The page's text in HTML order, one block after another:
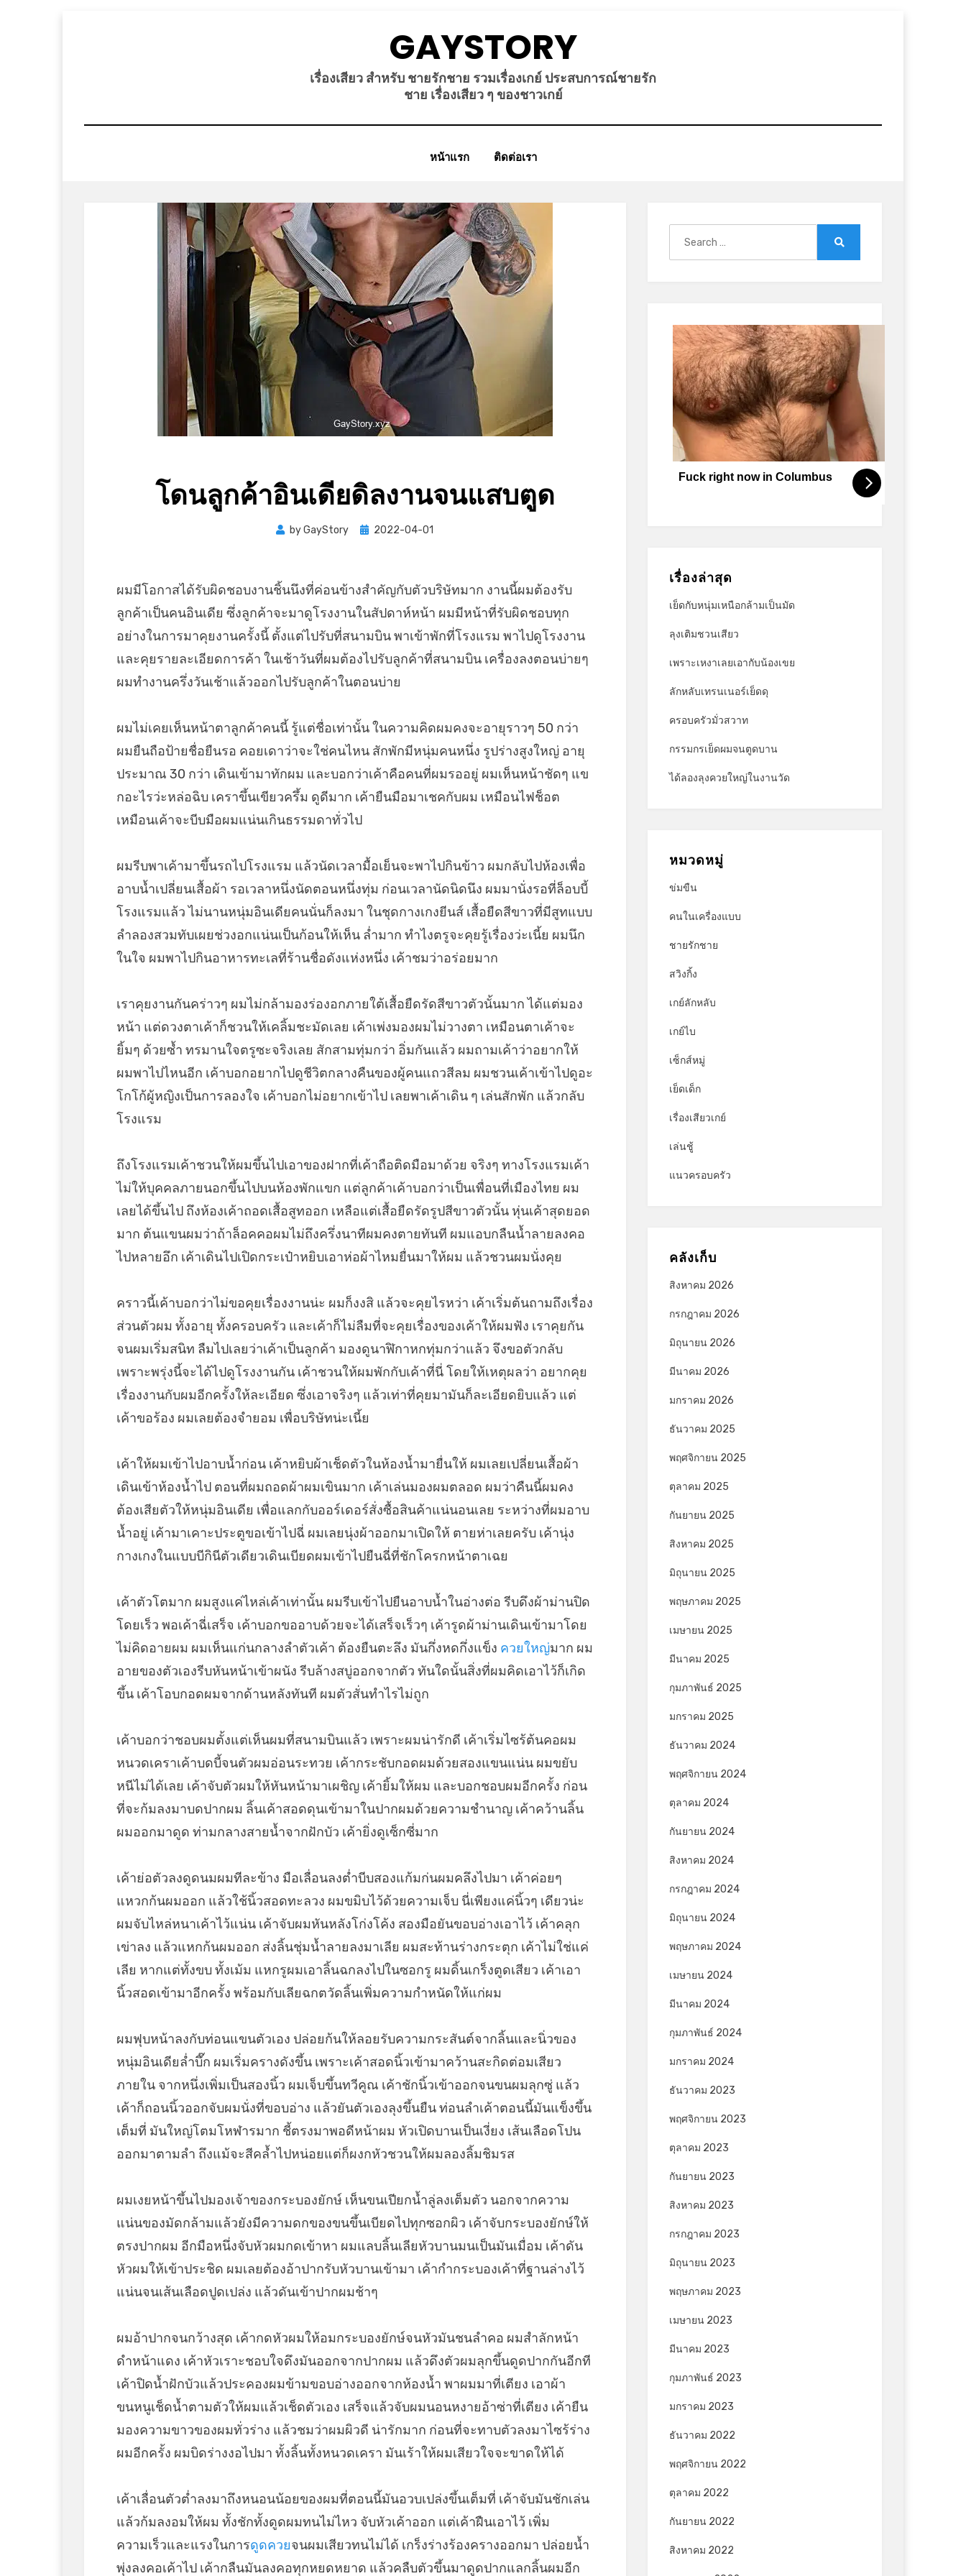
GAYSTORY
เรื่องเสียว สำหรับ ชายรักชาย รวมเรื่องเกย์ ประสบการณ์ชายรัก
ชาย เรื่องเสียว ๆ ของชาวเกย์
หน้าแรก ติดต่อเรา
โดนลูกค้าอินเดียดิลงานจนแสบตูด
byGayStory
Posted
2022-04-01
ผมมีโอกาสได้รับผิดชอบงานชิ้นนึงที่ค่อนข้างสำคัญกับตัวบริษัทมาก งานนี้ผมต้องรับ
ลูกค้าเป็นคนอินเดีย ซึ่งลูกค้าจะมาดูโรงงานในสัปดาห์หน้า ผมมีหน้าที่รับผิดชอบทุก
อย่างในการมาคุยงานครั้งนี้ ตั้งแต่ไปรับที่สนามบิน พาเข้าพักที่โรงแรม พาไปดูโรงงาน
และคุยรายละเอียดการค้า ในเช้าวันที่ผมต้องไปรับลูกค้าที่สนามบิน เครื่องลงตอนบ่ายๆ
ผมทำงานครึ่งวันเช้าแล้วออกไปรับลูกค้าในตอนบ่าย
ผมไม่เคยเห็นหน้าตาลูกค้าคนนี้ รู้แต่ชื่อเท่านั้น ในความคิดผมคงจะอายุราวๆ 50 กว่า
ผมยืนถือป้ายชื่อยืนรอ คอยเดาว่าจะใช่คนไหน สักพักมีหนุ่มคนหนึ่ง รูปร่างสูงใหญ่ อายุ
ประมาณ 30 กว่า เดินเข้ามาทักผม และบอกว่าเค้าคือคนที่ผมรออยู่ ผมเห็นหน้าชัดๆ แข
กอะไรว่ะหล่อฉิบ เคราขึ้นเขียวครึ้ม ดูดีมาก เค้ายืนมือมาเชคกับผม เหมือนไฟช็อต
เหมือนเค้าจะบีบมือผมแน่นเกินธรรมดาทั่วไป
ผมรีบพาเค้ามาขึ้นรถไปโรงแรม แล้วนัดเวลามื้อเย็นจะพาไปกินข้าว ผมกลับไปห้องเพื่อ
อาบน้ำเปลี่ยนเสื้อผ้า รอเวลาหนึ่งนัดตอนหนึ่งทุ่ม ก่อนเวลานัดนิดนึง ผมมานั่งรอที่ล็อบบี้
โรงแรมแล้ว ไม่นานหนุ่มอินเดียคนนั่นก็ลงมา ในชุดกางเกงยีนส์ เสื้อยืดสีขาวที่มีสูทแบบ
ลำลองสวมทับเผยช่วงอกแน่นเป็นก้อนให้เห็น ล่ำมาก ทำไงตรูจะคุยรู้เรื่องว่ะเนี้ย ผมนึก
ในใจ ผมพาไปกินอาหารทะเลที่ร้านชื่อดังแห่งหนึ่ง เค้าชมว่าอร่อยมาก
เราคุยงานกันคร่าวๆ ผมไม่กล้ามองร่องอกภายใต้เสื้อยืดรัดสีขาวตัวนั้นมาก ได้แต่มอง
หน้า แต่ดวงตาเค้าก็ชวนให้เคลิ้มชะมัดเลย เค้าเพ่งมองผมไม่วางตา เหมือนตาเค้าจะ
ยิ้มๆ ด้วยซ้ำ ทรมานใจตรูซะจริงเลย สักสามทุ่มกว่า อิ่มกันแล้ว ผมถามเค้าว่าอยากให้
ผมพาไปไหนอีก เค้าบอกอยากไปดูชีวิตกลางคืนของผู้คนแถวสีลม ผมชวนเค้าเข้าไปดูอะ
โกโก้ผู้หญิงเป็นการลองใจ เค้าบอกไม่อยากเข้าไป เลยพาเค้าเดิน ๆ เล่นสักพัก แล้วกลับ
โรงแรม
ถึงโรงแรมเค้าชวนให้ผมขึ้นไปเอาของฝากที่เค้าถือติดมือมาด้วย จริงๆ ทางโรงแรมเค้า
ไม่ให้บุคคลภายนอกขึ้นไปบนห้องพักแขก แต่ลูกค้าเค้าบอกว่าเป็นเพื่อนที่เมืองไทย ผม
เลยได้ขึ้นไป ถึงห้องเค้าถอดเสื้อสูทออก เหลือแต่เสื้อยืดรัดรูปสีขาวตัวนั้น หุ่นเค้าสุดยอด
มาก ต้นแขนผมว่าถ้าล็อคคอผมไม่ถึงครึ่งนาทีผมคงตายทันที ผมแอบกลืนน้ำลายลงคอ
ไปหลายอึก เค้าเดินไปเปิดกระเป๋าหยิบเอาห่อผ้าไหมยื่นมาให้ผม แล้วชวนผมนั่งคุย
คราวนี้เค้าบอกว่าไม่ขอคุยเรื่องงานน่ะ ผมก็งงสิ แล้วจะคุยไรหว่า เค้าเริ่มต้นถามถึงเรื่อง
ส่วนตัวผม ทั้งอายุ ทั้งครอบครัว และเค้าก็ไม่ลืมที่จะคุยเรื่องของเค้าให้ผมฟัง เราคุยกัน
จนผมเริ่มสนิท ลืมไปเลยว่าเค้าเป็นลูกค้า มองดูนาฬิกาหกทุ่มกว่าแล้ว จึงขอตัวกลับ
เพราะพรุ่งนี้จะได้ไปดูโรงงานกัน เค้าชวนให้ผมพักกับเค้าที่นี่ โดยให้เหตุผลว่า อยากคุย
เรื่องงานกับผมอีกครั้งให้ละเอียด ซึ่งเอาจริงๆ แล้วเท่าที่คุยมามันก็ละเอียดยิบแล้ว แต่
เค้าขอร้อง ผมเลยต้องจำยอม เพื่อบริษัทน่ะเนี้ย
เค้าให้ผมเข้าไปอาบน้ำก่อน เค้าหยิบผ้าเช็ดตัวในห้องน้ำมายื่นให้ ผมเลยเปลี่ยนเสื้อผ้า
เดินเข้าห้องน้ำไป ตอนที่ผมถอดผ้าผมเขินมาก เค้าเล่นมองผมตลอด ผมว่าคืนนี้ผมคง
ต้องเสียตัวให้หนุ่มอินเดีย เพื่อแลกกับออร์เดอร์สั่งซื้อสินค้าแน่นอนเลย ระหว่างที่ผมอาบ
น้ำอยู่ เค้ามาเคาะประตูขอเข้าไปฉี่ ผมเลยนุ่งผ้าออกมาเปิดให้ ตายห่าเลยครับ เค้านุ่ง
กางเกงในแบบบีกินีตัวเดียวเดินเบียดผมเข้าไปยืนฉี่ที่ชักโครกหน้าตาเฉย
เค้าตัวโตมาก ผมสูงแค่ไหล่เค้าเท่านั้น ผมรีบเข้าไปยืนอาบน้ำในอ่างต่อ รีบดึงผ้าม่านปิด
โดยเร็ว พอเค้าฉี่เสร็จ เค้าบอกขออาบด้วยจะได้เสร็จเร็วๆ เค้ารูดผ้าม่านเดินเข้ามาโดย
ไม่คิดอายผม ผมเห็นแก่นกลางลำตัวเค้า ต้องยืนตะลึง มันกึ่งหดกึ่งแข็ง ควยใหญ่มาก ผม
อายของตัวเองรีบหันหน้าเข้าผนัง รีบล้างสบู่ออกจากตัว ทันใดนั้นสิ่งที่ผมคิดเอาไว้ก็เกิด
ขึ้น เค้าโอบกอดผมจากด้านหลังทันที ผมตัวสั่นทำไรไม่ถูก
เค้าบอกว่าชอบผมตั้งแต่เห็นผมที่สนามบินแล้ว เพราะผมน่ารักดี เค้าเริ่มไซร้ต้นคอผม
หนวดเคราเค้าบดบี้จนตัวผมอ่อนระทวย เค้ากระชับกอดผมด้วยสองแขนแน่น ผมขยับ
หนีไม่ได้เลย เค้าจับตัวผมให้หันหน้ามาเผชิญ เค้ายิ้มให้ผม และบอกชอบผมอีกครั้ง ก่อน
ที่จะก้มลงมาบดปากผม ลิ้นเค้าสอดดุนเข้ามาในปากผมด้วยความชำนาญ เค้าคว้านลิ้น
ผมออกมาดูด ท่ามกลางสายน้ำจากฝักบัว เค้ายิ่งดูเซ็กซี่มาก
เค้าย่อตัวลงดูดนมผมทีละข้าง มือเลื่อนลงต่ำบีบสองแก้มก่นผมคลึงไปมา เค้าค่อยๆ
แหวกก้นผมออก แล้วใช้นิ้วสอดทะลวง ผมขมิบไว้ด้วยความเจ็บ นี่เพียงแค่นิ้วๆ เดียวน่ะ
ผมจับไหล่หนาเค้าไว้แน่น เค้าจับผมหันหลังโก่งโค้ง สองมือยันขอบอ่างเอาไว้ เค้าคลุก
เข่าลง แล้วแหกก้นผมออก ส่งลิ้นชุ่มน้ำลายลงมาเลีย ผมสะท้านร่างกระตุก เค้าไม่ใช่แค่
เลีย หากแต่ทั้งขบ ทั้งเม้ม แหกรูผมเอาลิ้นฉกลงไปในซอกรู ผมดิ้นเกร็งตูดเสียว เค้าเอา
นิ้วสอดเข้ามาอีกครั้ง พร้อมกับเลียฉกตวัดลิ้นเพิ่มความกำหนัดให้แก่ผม
ผมฟุบหน้าลงกับท่อนแขนตัวเอง ปล่อยก้นให้ลอยรับความกระสันต์จากลิ้นและนิ่วของ
หนุ่มอินเดียล่ำบึ๊ก ผมเริ่มครางดังขึ้น เพราะเค้าสอดนิ้วเข้ามาคว้านสะกิดต่อมเสียว
ภายใน จากหนึ่งเพิ่มเป็นสองนิ้ว ผมเจ็บขึ้นทวีคูณ เค้าชักนิ้วเข้าออกจนขนผมลุกซู่ แล้ว
เค้าก็ถอนนิ้วออกจับผมนั่งที่ขอบอ่าง แล้วยันตัวเองลุงขึ้นยืน ท่อนลำเค้าตอนนี้มันแข็งขึ้น
เต็มที่ มันใหญ่โตมโหฬารมาก ชี้ตรงมาพอดีหน้าผม หัวเปิดบานเป็นเงี่ยง เส้นเลือดโปน
ออกมาตามลำ ถึงแม้จะสีคล้ำไปหน่อยแต่ก็ผงกหัวชวนให้ผมลองลิ้มชิมรส
ผมเงยหน้าขึ้นไปมองเจ้าของกระบองยักษ์ เห็นขนเปียกน้ำลู่ลงเต็มตัว นอกจากความ
แน่นของมัดกล้ามแล้วยังมีความดกของขนขึ้นเบียดไปทุกซอกผิว เค้าจับกระบองยักษ์ให้
ตรงปากผม อีกมือหนึ่งจับหัวผมกดเข้าหา ผมแลบลิ้นเลียหัวบานมนเป็นมันเมื่อม เค้าดัน
หัวผมให้เข้าประชิด ผมเลยต้องอ้าปากรับหัวบานเข้ามา เค้ากำกระบองเค้าที่ฐานล่างไว้
แน่นจนเส้นเลือดปูดเปล่ง แล้วดันเข้าปากผมช้าๆ
ผมอ้าปากจนกว้างสุด เค้ากดหัวผมให้อมกระบองยักษ์จนหัวมันชนลำคอ ผมสำลักหน้า
ดำหน้าแดง เค้าหัวเราะชอบใจดึงมันออกจากปากผม แล้วดึงตัวผมลุกขึ้นดูดปากกันอีกที
เค้าปิดน้ำฝักบัวแล้วประคองผมข้ามขอบอ่างออกจากห้องน้ำ พาผมมาที่เตียง เอาผ้า
ขนหนูเช็ดน้ำตามตัวให้ผมแล้วเช็ดตัวเอง เสร็จแล้วจับผมนอนหงายอ้าซ่าที่เตียง เค้ายืน
มองความขาวของผมทั่วร่าง แล้วชมว่าผมผิวดี น่ารักมาก ก่อนที่จะทาบตัวลงมาไซร้ร่าง
ผมอีกครั้ง ผมบิดร่างงอไปมา ทั้งลิ้นทั้งหนวดเครา มันเร้าให้ผมเสียวใจจะขาดให้ได้
เค้าเลื่อนตัวต่ำลงมาถึงหนอนน้อยของผมที่ตอนนี้มันอวบเปล่งขึ้นเต็มที่ เค้าจับมันชักเล่น
แล้วก้มลงอมให้ผม ทั้งชักทั้งดูดผมทนไม่ไหว จับหัวเค้าออก แต่เค้าฝืนเอาไว้ เพิ่ม
ความเร็วและแรงในการดูดควยจนผมเสียวทนไม่ได้ เกร็งร่างร้องครางออกมา ปล่อยน้ำ
พุ่งลงคอเค้าไป เค้ากลืนมันลงคอทุกหยดหยาด แล้วคลืบตัวขึ้นมาดูดปากแลกลิ้นผมอีก
Fuck right now in Columbus
เรื่องล่าสุด
เย็ดกับหนุ่มเหนือกล้ามเป็นมัด
ลุงเติมชวนเสียว
เพราะเหงาเลยเอากับน้องเขย
ลักหลับเทรนเนอร์เย็ดดุ
ครอบครัวมั่วสวาท
กรรมกรเย็ดผมจนตูดบาน
ได้ลองลุงควยใหญ่ในงานวัด
หมวดหมู่
ข่มขืน
คนในเครื่องแบบ
ชายรักชาย
สวิงกิ้ง
เกย์ลักหลับ
เกย์ไบ
เซ็กส์หมู่
เย็ดเด็ก
เรื่องเสียวเกย์
เล่นชู้
แนวครอบครัว
คลังเก็บ
สิงหาคม 2026
กรกฎาคม 2026
มิถุนายน 2026
มีนาคม 2026
มกราคม 2026
ธันวาคม 2025
พฤศจิกายน 2025
ตุลาคม 2025
กันยายน 2025
สิงหาคม 2025
มิถุนายน 2025
พฤษภาคม 2025
เมษายน 2025
มีนาคม 2025
กุมภาพันธ์ 2025
มกราคม 2025
ธันวาคม 2024
พฤศจิกายน 2024
ตุลาคม 2024
กันยายน 2024
สิงหาคม 2024
กรกฎาคม 2024
มิถุนายน 2024
พฤษภาคม 2024
เมษายน 2024
มีนาคม 2024
กุมภาพันธ์ 2024
มกราคม 2024
ธันวาคม 2023
พฤศจิกายน 2023
ตุลาคม 2023
กันยายน 2023
สิงหาคม 2023
กรกฎาคม 2023
มิถุนายน 2023
พฤษภาคม 2023
เมษายน 2023
มีนาคม 2023
กุมภาพันธ์ 2023
มกราคม 2023
ธันวาคม 2022
พฤศจิกายน 2022
ตุลาคม 2022
กันยายน 2022
สิงหาคม 2022